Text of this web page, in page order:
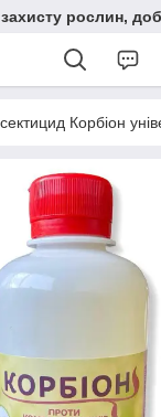
рослин,
Корбіон